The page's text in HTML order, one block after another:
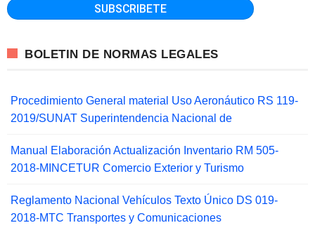
BOLETIN DE NORMAS LEGALES
Procedimiento General material Uso Aeronáutico RS 119-
2019/SUNAT Superintendencia Nacional de
Manual Elaboración Actualización Inventario RM 505-
2018-MINCETUR Comercio Exterior y Turismo
Reglamento Nacional Vehículos Texto Único DS 019-
2018-MTC Transportes y Comunicaciones